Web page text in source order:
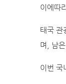
이에따
태국 관
며, 남
이번 국